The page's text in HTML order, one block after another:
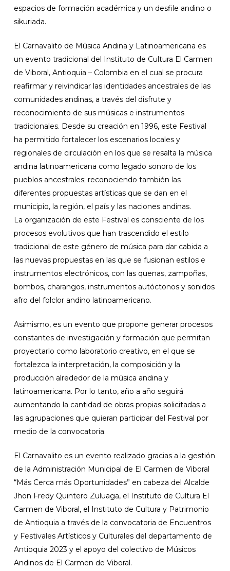
espacios de formación académica y un desfile andino o
sikuriada.
El Carnavalito de Música Andina y Latinoamericana es
un evento tradicional del Instituto de Cultura El Carmen
de Viboral, Antioquia – Colombia en el cual se procura
reafirmar y reivindicar las identidades ancestrales de las
comunidades andinas, a través del disfrute y
reconocimiento de sus músicas e instrumentos
tradicionales. Desde su creación en 1996, este Festival
ha permitido fortalecer los escenarios locales y
regionales de circulación en los que se resalta la música
andina latinoamericana como legado sonoro de los
pueblos ancestrales; reconociendo también las
diferentes propuestas artísticas que se dan en el
municipio, la región, el país y las naciones andinas.
La organización de este Festival es consciente de los
procesos evolutivos que han trascendido el estilo
tradicional de este género de música para dar cabida a
las nuevas propuestas en las que se fusionan estilos e
instrumentos electrónicos, con las quenas, zampoñas,
bombos, charangos, instrumentos autóctonos y sonidos
afro del folclor andino latinoamericano.
Asimismo, es un evento que propone generar procesos
constantes de investigación y formación que permitan
proyectarlo como laboratorio creativo, en el que se
fortalezca la interpretación, la composición y la
producción alrededor de la música andina y
latinoamericana. Por lo tanto, año a año seguirá
aumentando la cantidad de obras propias solicitadas a
las agrupaciones que quieran participar del Festival por
medio de la convocatoria.
El Carnavalito es un evento realizado gracias a la gestión
de la Administración Municipal de El Carmen de Viboral
“Más Cerca más Oportunidades” en cabeza del Alcalde
Jhon Fredy Quintero Zuluaga, el Instituto de Cultura El
Carmen de Viboral, el Instituto de Cultura y Patrimonio
de Antioquia a través de la convocatoria de Encuentros
y Festivales Artísticos y Culturales del departamento de
Antioquia 2023 y el apoyo del colectivo de Músicos
Andinos de El Carmen de Viboral.